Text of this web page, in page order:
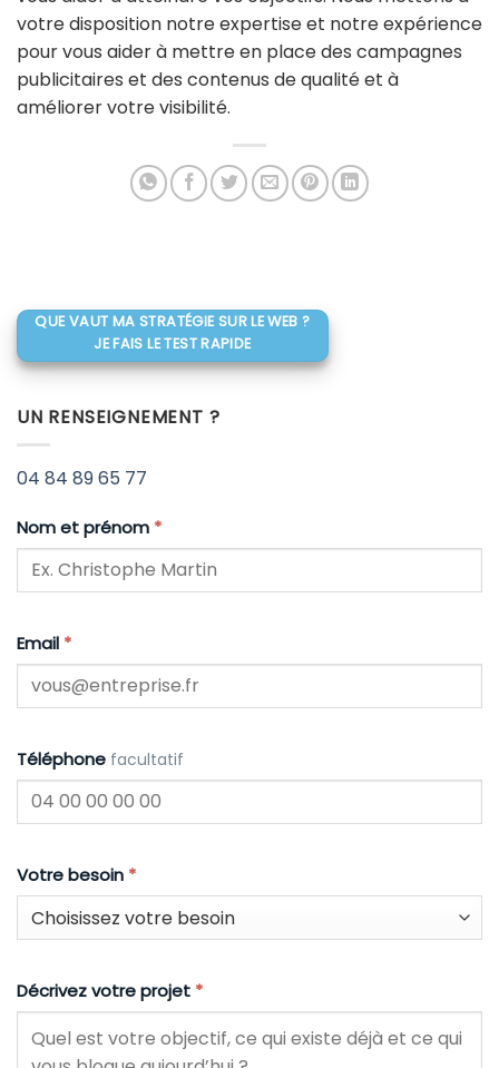
votre disposition notre expertise et notre expérience
pour vous aider à mettre en place des campagnes
publicitaires et des contenus de qualité et à
améliorer votre visibilité.
QUE VAUT MA STRATÉGIE SUR LE WEB ?
JE FAIS LE TEST RAPIDE
UN RENSEIGNEMENT ?
04 84 89 65 77
Nom et prénom *
Email *
Téléphone facultatif
Votre besoin *
Décrivez votre projet *